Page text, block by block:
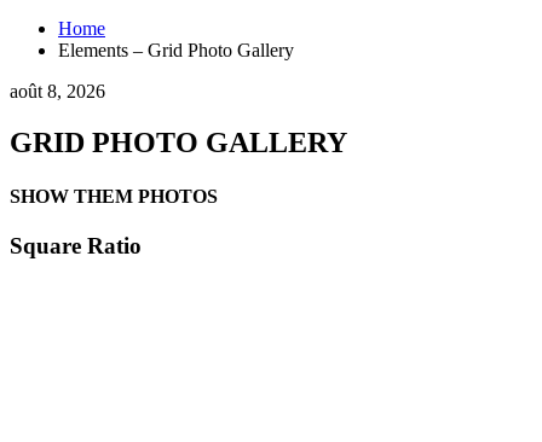
Home
Elements – Grid Photo Gallery
août 8, 2026
GRID PHOTO GALLERY
SHOW THEM PHOTOS
Square Ratio